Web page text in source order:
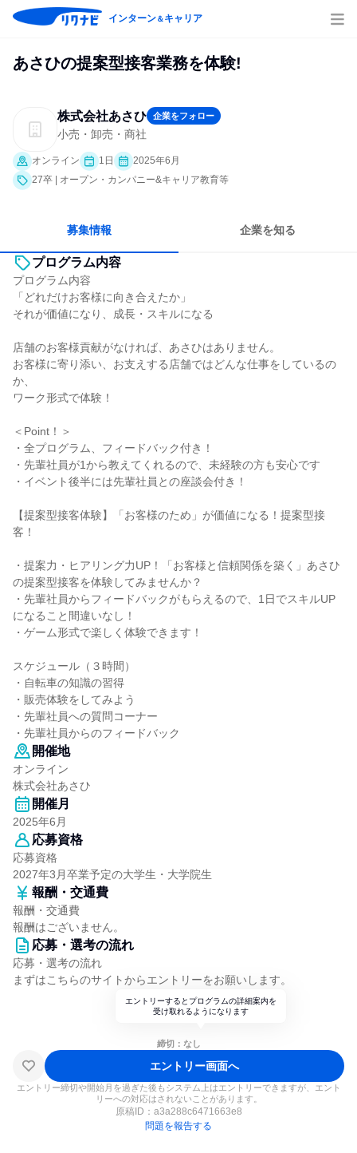
インターン＆キャリア
あさひの提案型接客業務を体験!
株式会社あさひ 企業をフォロー
小売・卸売・商社
オンライン 1日
2025年6月
27卒 | オープン・カンパニー&キャリア教育等
募集情報 企業を知る
プログラム内容
プログラム内容
「どれだけお客様に向き合えたか」
それが価値になり、成長・スキルになる
店舗のお客様貢献がなければ、あさひはありません。
お客様に寄り添い、お支えする店舗ではどんな仕事をしているの
か、
ワーク形式で体験！
＜Point！＞
・全プログラム、フィードバック付き！
・先輩社員が1から教えてくれるので、未経験の方も安心です
・イベント後半には先輩社員との座談会付き！
【提案型接客体験】「お客様のため」が価値になる！提案型接
客！
・提案力・ヒアリング力UP！「お客様と信頼関係を築く」あさひ
の提案型接客を体験してみませんか？
・先輩社員からフィードバックがもらえるので、1日でスキルUP
になること間違いなし！
・ゲーム形式で楽しく体験できます！
スケジュール（３時間）
・自転車の知識の習得
・販売体験をしてみよう
・先輩社員への質問コーナー
・先輩社員からのフィードバック
開催地
オンライン
株式会社あさひ
開催月
2025年6月
応募資格
応募資格
2027年3月卒業予定の大学生・大学院生
報酬・交通費
報酬・交通費
報酬はございません。
応募・選考の流れ
応募・選考の流れ
まずはこちらのサイトからエントリーをお願いします。
エントリーするとプログラムの詳細案内を
受け取れるようになります
締切：なし
エントリー画面へ
エントリー締切や開始月を過ぎた後もシステム上はエントリーできますが、エント
リーへの対応はされないことがあります。
原稿ID： a3a288c6471663e8
問題を報告する